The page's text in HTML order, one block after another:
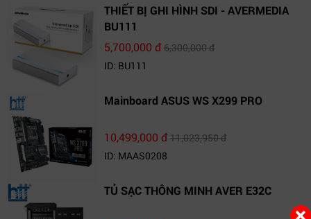
THIẾT BỊ GHI HÌNH SDI - AVERMEDIA
BU111
5,700,000 đ6,300,000 đ
ID: BU111
Mainboard ASUS WS X299 PRO
10,499,000 đ11,023,950 đ
ID: MAAS0208
TỦ SẠC THÔNG MINH AVER E32C